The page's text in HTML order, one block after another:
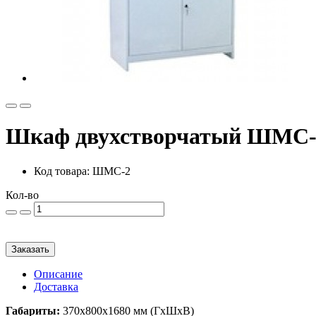
Шкаф двухстворчатый
Код товара: ШМС-2
Кол-во
Заказать
Описание
Доставка
Габариты: 370х800х1680 мм (ГхШхВ)